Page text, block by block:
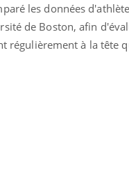
les données
de Boston, afin
régulièrement à la tête
oublier les
vacances ?